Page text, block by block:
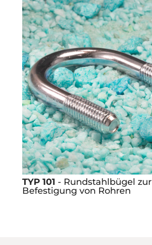
TYP 101 - Rundstahlbügel zur
Befestigung von Rohren